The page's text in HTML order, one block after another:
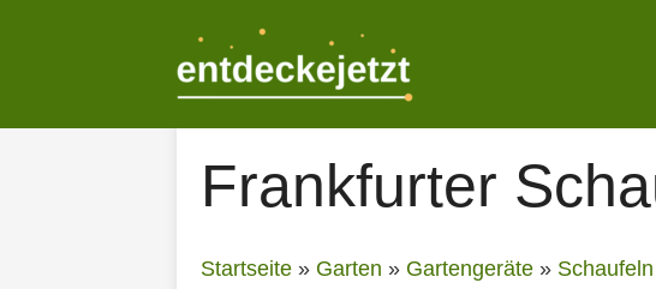
Frankfurter
Startseite » Garten » Gartengeräte » Schaufeln